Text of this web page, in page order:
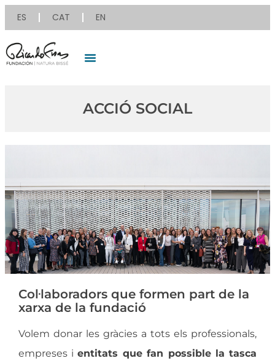
ES CAT EN
ACCIÓ SOCIAL
Col·laboradors que formen part de la
xarxa de la fundació
Volem donar les gràcies a tots els professionals,
empreses ientitats que fan possible la tasca